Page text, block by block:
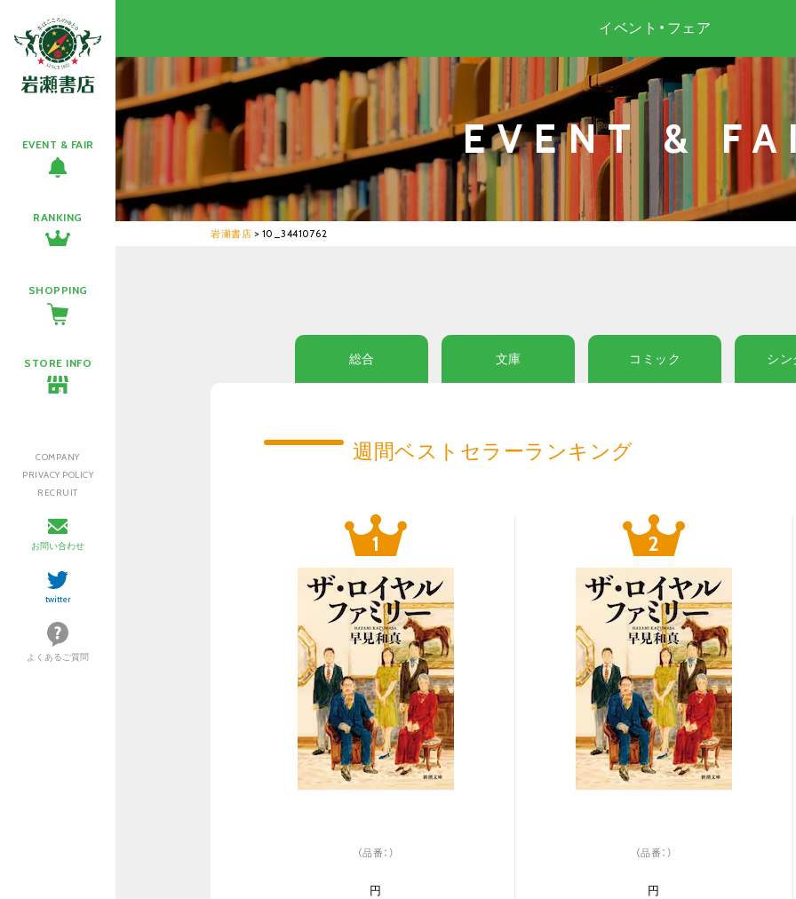
EVENT & FAIR
RANKING
SHOPPING
STORE INFO
COMPANY
PRIVACY POLICY
RECRUIT
お問い合わせ
twitter
よくあるご質問
イベント・フェア
EVENT &
岩瀬書店 > 10_34410762
総合 文庫 コミック シン
週間ベストセラーランキング
（品番：）
円
（品番：）
円